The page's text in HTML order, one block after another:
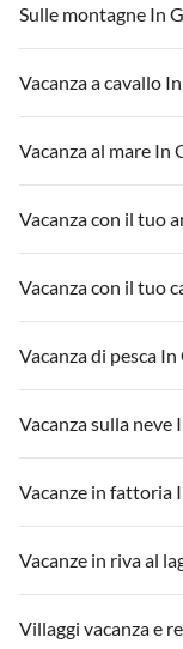
Sulle montagne In
Vacanza a cavallo
Vacanza al mare In
Vacanza con il tuo
Vacanza con il tuo
Vacanza di pesca
Vacanza sulla neve
Vacanze in fattoria
Vacanze in riva al
Villaggi vacanza e